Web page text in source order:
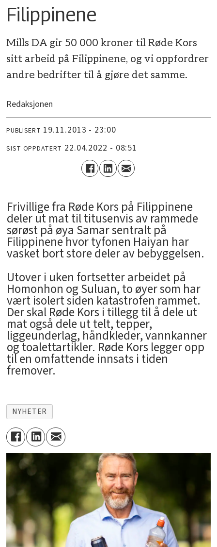
Filippinene
Mills DA gir 50 000 kroner til Røde Kors
sitt arbeid på Filippinene, og vi oppfordrer
andre bedrifter til å gjøre det samme.
Redaksjonen
PUBLISERT 19.11.2013 - 23:00
SIST OPPDATERT 22.04.2022 - 08:51
Frivillige fra Røde Kors på Filippinene
deler ut mat til titusenvis av rammede
sørøst på øya Samar sentralt på
Filippinene hvor tyfonen Haiyan har
vasket bort store deler av bebyggelsen.
Utover i uken fortsetter arbeidet på
Homonhon og Suluan, to øyer som har
vært isolert siden katastrofen rammet.
Der skal Røde Kors i tillegg til å dele ut
mat også dele ut telt, tepper,
liggeunderlag, håndkleder, vannkanner
og toalettartikler. Røde Kors legger opp
til en omfattende innsats i tiden
fremover.
NYHETER